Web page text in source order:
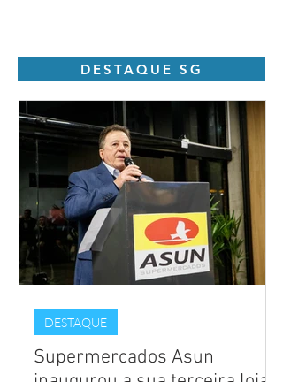
DESTAQUE SG
Supermercados Asun
DESTAQUE